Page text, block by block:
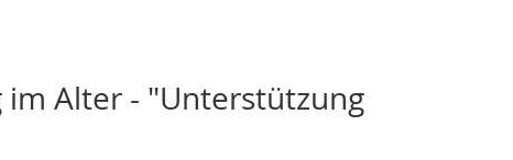
Alter - "Unterstützung